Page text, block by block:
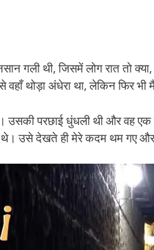
गली थी, जिसमें लोग रात तो
वहाँ थोड़ा अंधेरा था, लेकिन फिर भी
परछाई धुंधली थी और वह एक
उसे देखते ही मेरे कदम थम गए और